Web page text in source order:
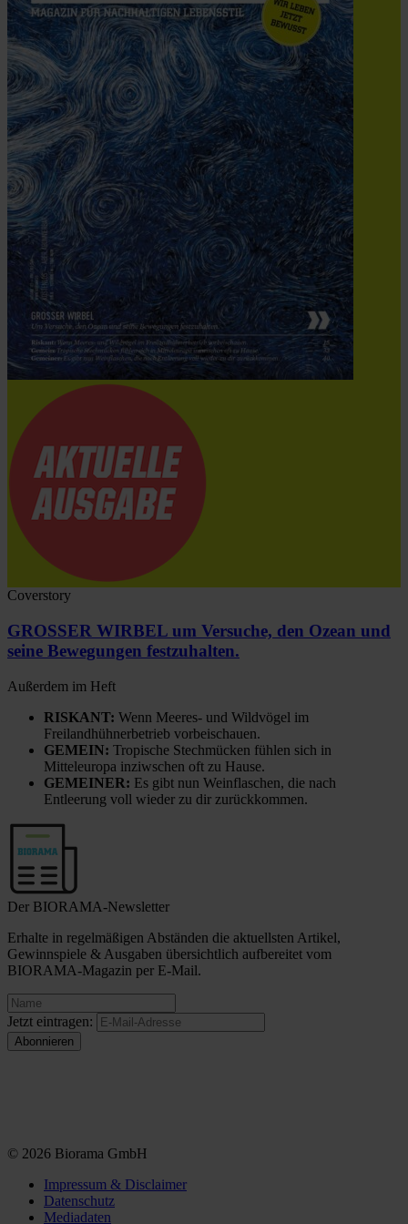
Coverstory
GROSSER WIRBEL um Versuche, den Ozean und
seine Bewegungen festzuhalten.
Außerdem im Heft
RISKANT: Wenn Meeres- und Wildvögel im
Freilandhühnerbetrieb vorbeischauen.
GEMEIN: Tropische Stechmücken fühlen sich in
Mitteleuropa inziwschen oft zu Hause.
GEMEINER: Es gibt nun Weinflaschen, die nach
Entleerung voll wieder zu dir zurückkommen.
Der BIORAMA-Newsletter
Erhalte in regelmäßigen Abständen die aktuellsten Artikel,
Gewinnspiele & Ausgaben übersichtlich aufbereitet vom
BIORAMA-Magazin per E-Mail.
Jetzt eintragen:
© 2026 Biorama GmbH
Impressum & Disclaimer
Datenschutz
Mediadaten